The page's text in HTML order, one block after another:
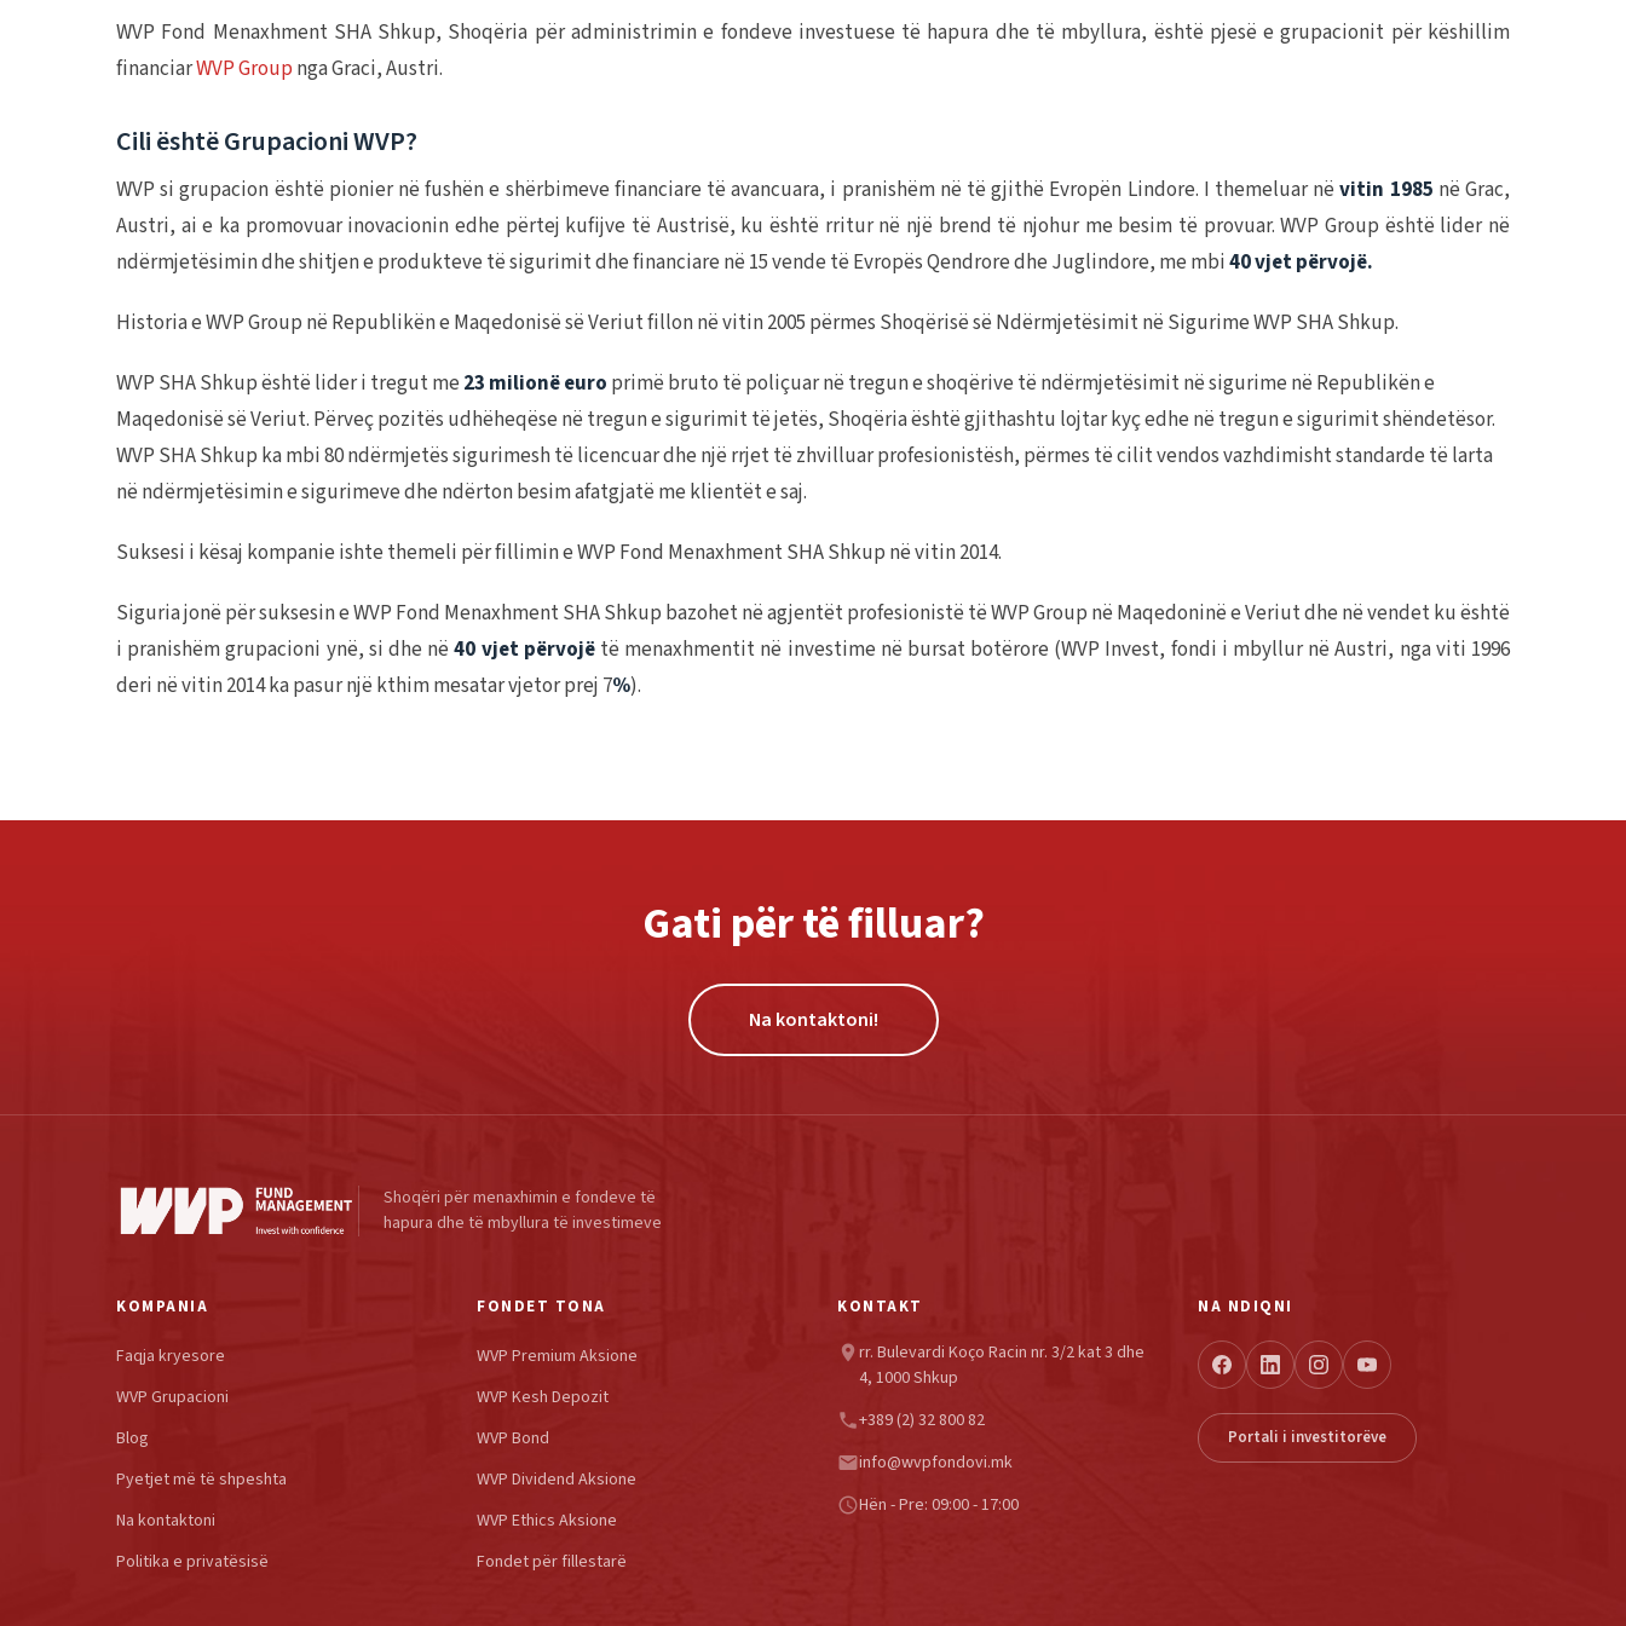
WVP Fond Menaxhment SHA Shkup, Shoqëria për administrimin e fondeve investuese të hapura dhe të mbyllura, është pjesë e grupacionit për këshillim
financiarWVP Group nga Graci, Austri.
Cili është Grupacioni WVP?
WVP si grupacion është pionier në fushën e shërbimeve financiare të avancuara, i pranishëm në të gjithë Evropën Lindore. I themeluar nëvitin 1985 në Grac,
Austri, ai e ka promovuar inovacionin edhe përtej kufijve të Austrisë, ku është rritur në një brend të njohur me besim të provuar. WVP Group është lider në
ndërmjetësimin dhe shitjen e produkteve të sigurimit dhe financiare në 15 vende të Evropës Qendrore dhe Juglindore, me mbi40 vjet përvojë.
Historia e WVP Group në Republikën e Maqedonisë së Veriut fillon në vitin 2005 përmes Shoqërisë së Ndërmjetësimit në Sigurime WVP SHA Shkup.
WVP SHA Shkup është lider i tregut me 23 milionë euro primë bruto të poliçuar në tregun e shoqërive të ndërmjetësimit në sigurime në Republikën e
Maqedonisë së Veriut. Përveç pozitës udhëheqëse në tregun e sigurimit të jetës, Shoqëria është gjithashtu lojtar kyç edhe në tregun e sigurimit shëndetësor.
WVP SHA Shkup ka mbi 80 ndërmjetës sigurimesh të licencuar dhe një rrjet të zhvilluar profesionistësh, përmes të cilit vendos vazhdimisht standarde të larta
në ndërmjetësimin e sigurimeve dhe ndërton besim afatgjatë me klientët e saj.
Suksesi i kësaj kompanie ishte themeli për fillimin e WVP Fond Menaxhment SHA Shkup në vitin 2014.
Siguria jonë për suksesin e WVP Fond Menaxhment SHA Shkup bazohet në agjentët profesionistë të WVP Group në Maqedoninë e Veriut dhe në vendet ku është
i pranishëm grupacioni ynë, si dhe në40 vjet përvojëtë menaxhmentit në investime në bursat botërore (WVP Invest, fondi i mbyllur në Austri, nga viti 1996
deri në vitin 2014 ka pasur një kthim mesatar vjetor prej 7%).
Gati për të filluar?
Na kontaktoni!
Shoqëri për menaxhimin e fondeve të
hapura dhe të mbyllura të investimeve
KOMPANIA
Faqja kryesore
WVP Grupacioni
Blog
Pyetjet më të shpeshta
Na kontaktoni
Politika e privatësisë
FONDET TONA
WVP Premium Aksione
WVP Kesh Depozit
WVP Bond
WVP Dividend Aksione
WVP Ethics Aksione
Fondet për fillestarë
KONTAKT
location_on rr. Bulevardi Koço Racin nr. 3/2 kat 3 dhe
4, 1000 Shkup
phone+389 (2) 32 800 82
emailinfo@wvpfondovi.mk
scheduleHën - Pre: 09:00 - 17:00
NA NDIQNI
Portali i investitorëve